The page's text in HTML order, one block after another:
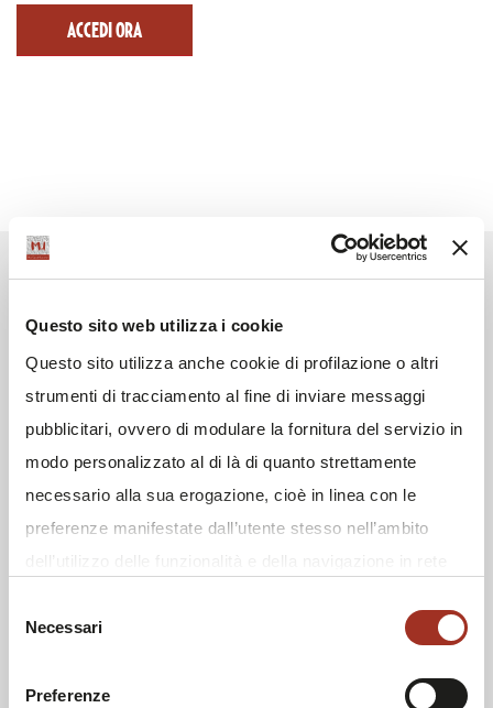
Questo sito web utilizza i cookie
Questo sito utilizza anche cookie di profilazione o altri
strumenti di tracciamento al fine di inviare messaggi
pubblicitari, ovvero di modulare la fornitura del servizio in
modo personalizzato al di là di quanto strettamente
necessario alla sua erogazione, cioè in linea con le
preferenze manifestate dall’utente stesso nell’ambito
dell’utilizzo delle funzionalità e della navigazione in rete
comportamenti dei visitatori di siti web. Condividiamo
nostro sito, con i nostri partner che si occupano di analisi
delNecessari
Preferenze
ACCEDI ORA